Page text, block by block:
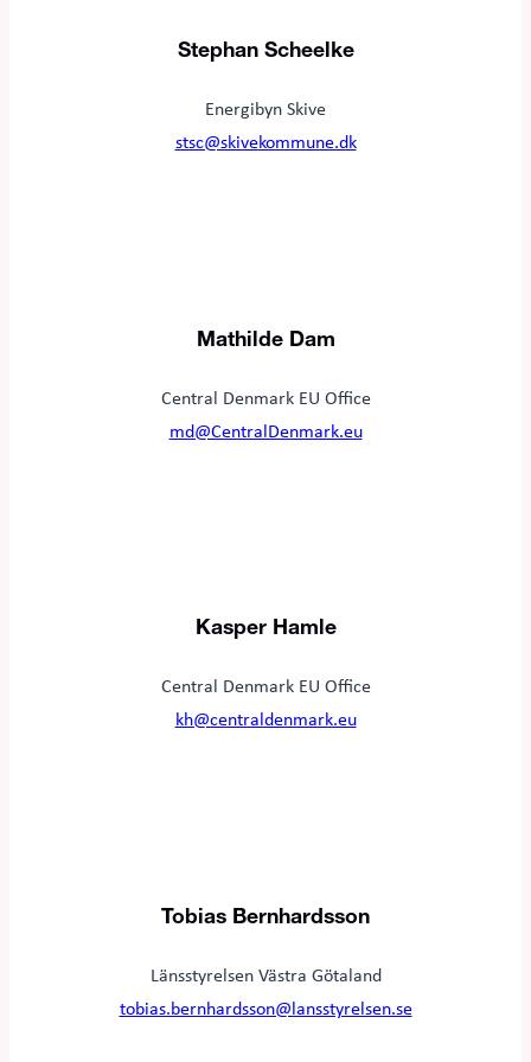
Stephan Scheelke
Energibyn Skive
stsc@skivekommune.dk
Mathilde Dam
Central Denmark EU Office
md@CentralDenmark.eu
Kasper Hamle
Central Denmark EU Office
kh@centraldenmark.eu
Tobias Bernhardsson
Länsstyrelsen Västra Götaland
tobias.bernhardsson@lansstyrelsen.se